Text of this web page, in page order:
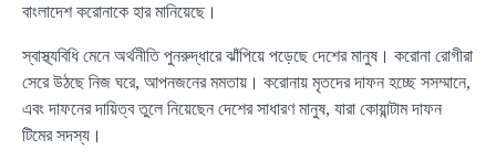
বাংলাদেশ করোনাকে হার মানিয়েছে।
স্বাস্থ্যবিধি মেনে অর্থনীতি পুনরুদ্ধারে ঝাঁপিয়ে পড়েছে দেশের মানুষ। করোনা রোগীরা
সেরে উঠছে নিজ ঘরে, আপনজনের মমতায়। করোনায় মৃতদের দাফন হচ্ছে সসম্মানে,
এবং দাফনের দায়িত্ব তুলে নিয়েছেন দেশের সাধারণ মানুষ, যারা কোয়ান্টাম দাফন
টিমের সদস্য।